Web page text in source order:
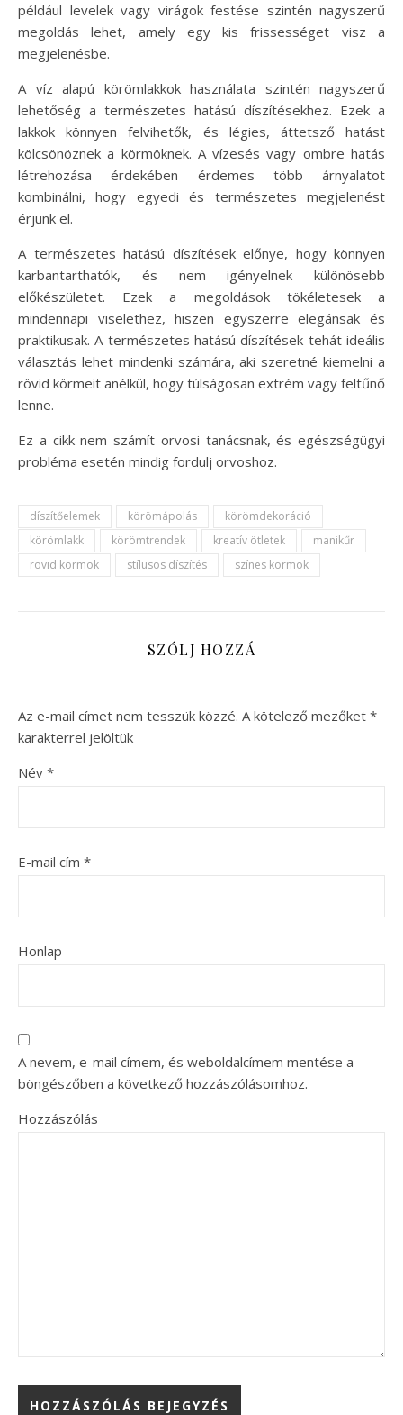
például levelek vagy virágok festése szintén nagyszerű
megoldás lehet, amely egy kis frissességet visz a
megjelenésbe.
A víz alapú körömlakkok használata szintén nagyszerű
lehetőség a természetes hatású díszítésekhez. Ezek a
lakkok könnyen felvihetők, és légies, áttetsző hatást
kölcsönöznek a körmöknek. A vízesés vagy ombre hatás
létrehozása érdekében érdemes több árnyalatot
kombinálni, hogy egyedi és természetes megjelenést
érjünk el.
A természetes hatású díszítések előnye, hogy könnyen
karbantarthatók, és nem igényelnek különösebb
előkészületet. Ezek a megoldások tökéletesek a
mindennapi viselethez, hiszen egyszerre elegánsak és
praktikusak. A természetes hatású díszítések tehát ideális
választás lehet mindenki számára, aki szeretné kiemelni a
rövid körmeit anélkül, hogy túlságosan extrém vagy feltűnő
lenne.
Ez a cikk nem számít orvosi tanácsnak, és egészségügyi
probléma esetén mindig fordulj orvoshoz.
díszítőelemek körömápolás
körömdekoráció
körömlakk
körömtrendek kreatív ötletek
manikűr
rövid körmök
stílusos díszítés színes körmök
SZÓLJ HOZZÁ
Az e-mail címet nem tesszük közzé. A kötelező mezőket *
karakterrel jelöltük
Név *
E-mail cím *
Honlap
A nevem, e-mail címem, és weboldalcímem mentése a
böngészőben a következő hozzászólásomhoz.
Hozzászólás